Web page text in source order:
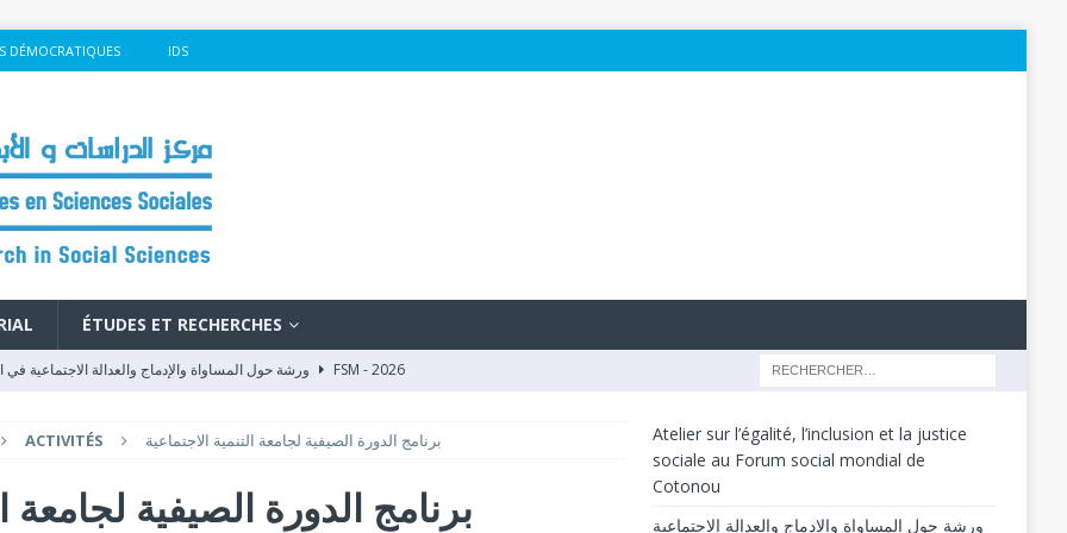
DÉMOCRATIQUES IDS
ÉTUDES ET RECHERCHES
FSM - 2026
مركز الدراسات والأبحاث في العلوم الاجتماعية والمنتدى المدني الديمقراطي
ACTIVITÉS برنامج الدورة الصيفية لجامعة التنمية الاجتماعية
برنامج الدورة الصيفية لجامعة
Atelier sur l’égalité, l’inclusion et la justice
sociale au Forum social mondial de
Cotonou
ورشة حول المساواة والإدماج والعدالة الاجتماعية